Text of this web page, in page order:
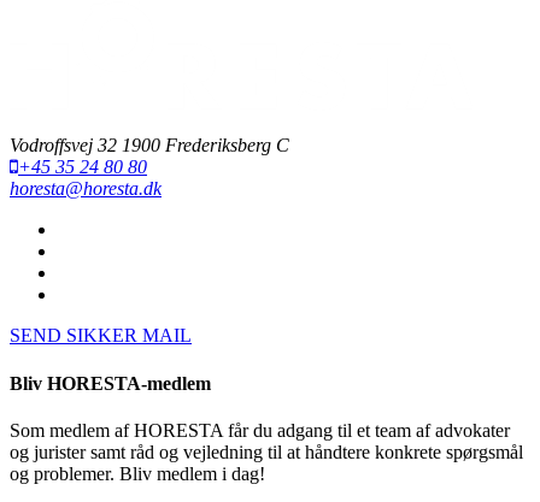
Vodroffsvej 32 1900 Frederiksberg C
+45 35 24 80 80
horesta@horesta.dk
SEND SIKKER MAIL
Bliv HORESTA-medlem
Som medlem af HORESTA får du adgang til et team af advokater
og jurister samt råd og vejledning til at håndtere konkrete spørgsmål
og problemer. Bliv medlem i dag!